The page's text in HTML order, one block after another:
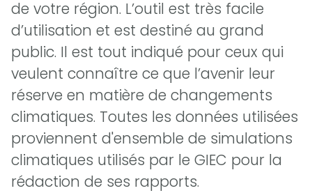
de votre région. L’outil est très facile
d’utilisation et est destiné au grand
public. Il est tout indiqué pour ceux qui
veulent connaître ce que l’avenir leur
réserve en matière de changements
climatiques. Toutes les données utilisées
proviennent d'ensemble de simulations
climatiques utilisés par le GIEC pour la
rédaction de ses rapports.